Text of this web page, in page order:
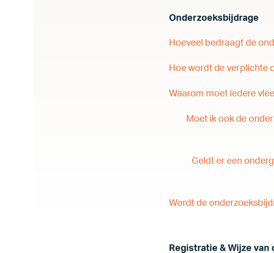
Onderzoeksbijdrage
Hoeveel bedraagt de
Hoe wordt de verplichte
Waarom moet iedere
Moet ik ook de
Geldt er een
Wordt de
Registratie & Wijze